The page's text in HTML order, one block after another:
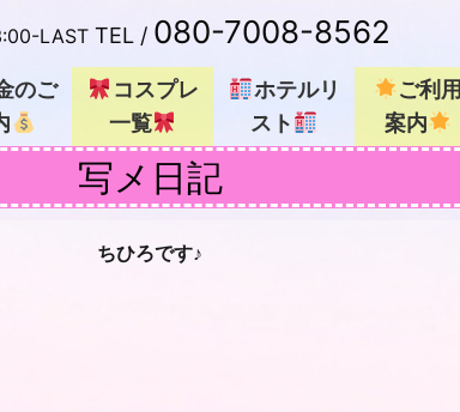
LAST TEL / 080-7008-8562
のご
コスプレ
一覧
ホテルリ
スト
ご利用
案内
写メ日記
ちひろです♪